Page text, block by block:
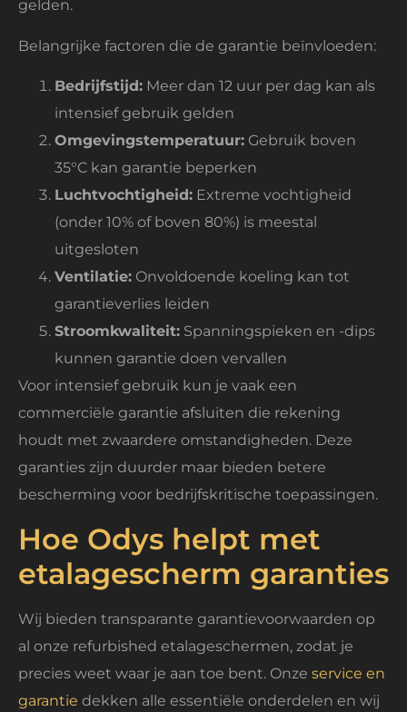
gelden.
Belangrijke factoren die de garantie beïnvloeden:
Bedrijfstijd: Meer dan 12 uur per dag kan als
intensief gebruik gelden
Omgevingstemperatuur: Gebruik boven
35°C kan garantie beperken
Luchtvochtigheid: Extreme vochtigheid
(onder 10% of boven 80%) is meestal
uitgesloten
Ventilatie: Onvoldoende koeling kan tot
garantieverlies leiden
Stroomkwaliteit: Spanningspieken en -dips
kunnen garantie doen vervallen
Voor intensief gebruik kun je vaak een
commerciële garantie afsluiten die rekening
houdt met zwaardere omstandigheden. Deze
garanties zijn duurder maar bieden betere
bescherming voor bedrijfskritische toepassingen.
Hoe Odys helpt met
etalagescherm garanties
Wij bieden transparante garantievoorwaarden op
al onze refurbished etalageschermen, zodat je
precies weet waar je aan toe bent. Onze service en
garantie dekken alle essentiële onderdelen en wij